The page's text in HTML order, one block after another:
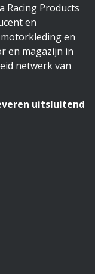
Racing Products
en
en
en magazijn in
netwerk van
uitsluitend